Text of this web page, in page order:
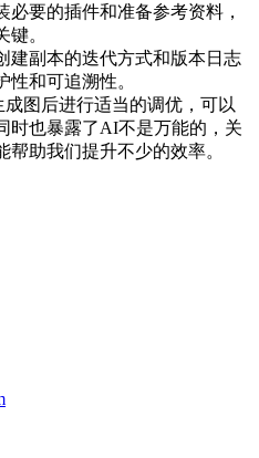
必要的插件和准备参考资料，
。
建副本的迭代方式和版本日志
和可追溯性。
成图后进行适当的调优，可以
时也暴露了AI不是万能的，关
助我们提升不少的效率。